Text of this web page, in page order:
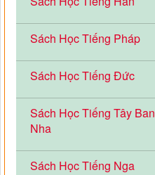
Sách Học Tiếng Pháp
Sách Học Tiếng Đức
Sách Học Tiếng Tây Ban
Nha
Sách Học Tiếng Nga